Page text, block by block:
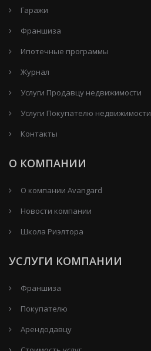
Гаражи
Франшиза
Ипотечные программы
Журнал
Услуги Продавцу недвижимости
Услуги Покупателю недвижимости
Контакты
О КОМПАНИИ
О компании Avangard
Новости компании
Школа Риэлтора
УСЛУГИ КОМПАНИИ
Франшиза
Покупателю
Арендодавцу